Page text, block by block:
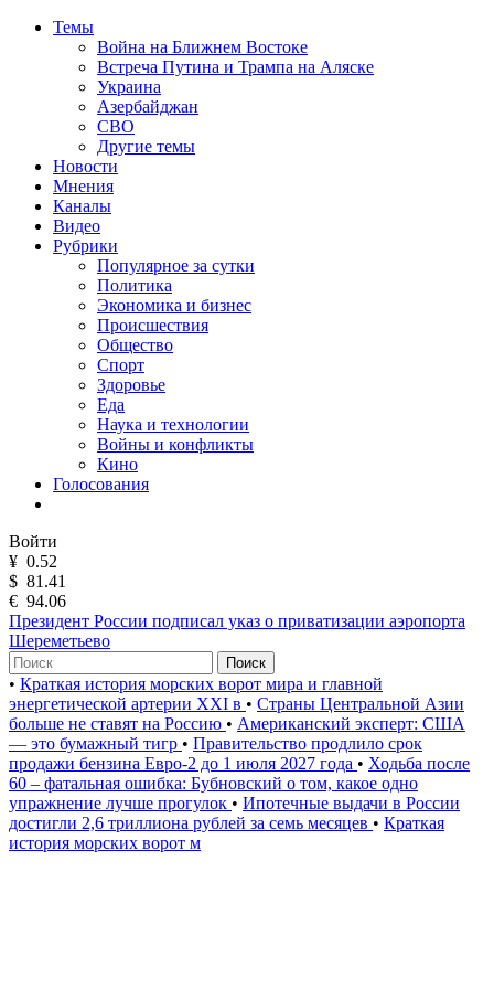
Темы
Война на Ближнем Востоке
Встреча Путина и Трампа на Аляске
Украина
Азербайджан
СВО
Другие темы
Новости
Мнения
Каналы
Видео
Рубрики
Популярное за сутки
Политика
Экономика и бизнес
Происшествия
Общество
Спорт
Здоровье
Еда
Наука и технологии
Войны и конфликты
Кино
Голосования
Войти
¥ 0.52
$ 81.41
€ 94.06
Президент России подписал указ о приватизации аэропорта
Шереметьево
Поиск
• Краткая история морских ворот мира и главной
энергетической артерии XXI в • Страны Центральной Азии
больше не ставят на Россию • Американский эксперт: США
— это бумажный тигр • Правительство продлило срок
продажи бензина Евро-2 до 1 июля 2027 года • Ходьба после
60 – фатальная ошибка: Бубновский о том, какое одно
упражнение лучше прогулок • Ипотечные выдачи в России
достигли 2,6 триллиона рублей за семь месяцев • Краткая
история морских ворот м